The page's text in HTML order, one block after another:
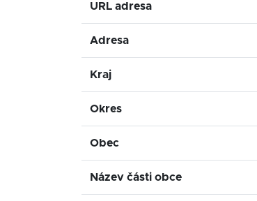
URL adresa
Adresa
Kraj
Okres
Obec
Název části obce